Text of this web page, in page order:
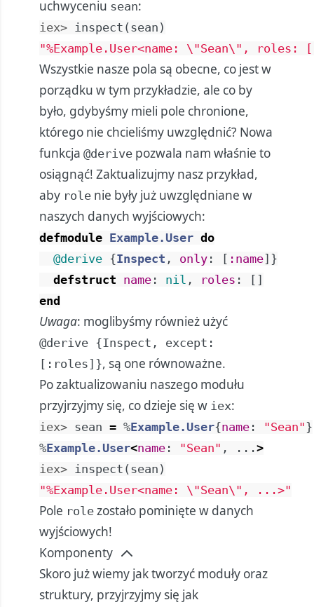
uchwyceniu sean:
iex> inspect ( sean )
"%Example.User<name: \"Sean\" , roles:
Wszystkie nasze pola są obecne, co jest w
porządku w tym przykładzie, ale co by
było, gdybyśmy mieli pole chronione,
którego nie chcieliśmy uwzględnić? Nowa
funkcja @derive pozwala nam właśnie to
osiągnąć! Zaktualizujmy nasz przykład,
aby role nie były już uwzględniane w
naszych danych wyjściowych:
defmodule Example.User do
@derive {Inspect , only : [ :name] }
defstruct name : nil , roles : [ ]
end
Uwaga: moglibyśmy również użyć
@derive {Inspect, except:
[:roles]}, są one równoważne.
Po zaktualizowaniu naszego modułu
przyjrzyjmy się, co dzieje się w iex:
iex> sean = %Example.User{name : "Sean"}
%Example.User<name : "Sean" , ...>
iex> inspect ( sean )
"%Example.User<name: \"Sean\" , ...>"
Pole role zostało pominięte w danych
wyjściowych!
Komponenty
Skoro już wiemy jak tworzyć moduły oraz
struktury, przyjrzyjmy się jak